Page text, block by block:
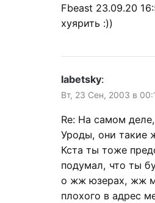
Fbeast 23.09.20
хуярить :))
labetsky:
Вт, 23 Сен, 2003 в
Re: На самом
Уроды, они такие
Кста ты тоже
подумал, что ты
о жж юзерах, жж
плохого в адрес